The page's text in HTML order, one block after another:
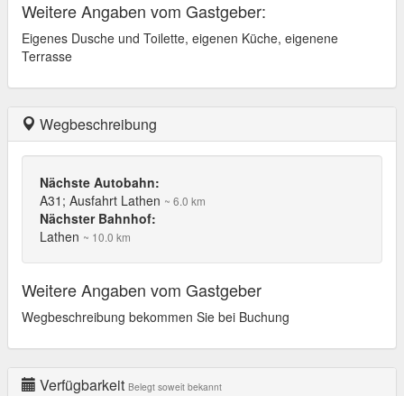
Weitere Angaben vom Gastgeber:
Eigenes Dusche und Toilette, eigenen Küche, eigenene
Terrasse
Wegbeschreibung
Nächste Autobahn:
A31; Ausfahrt Lathen ~ 6.0 km
Nächster Bahnhof:
Lathen ~ 10.0 km
Weitere Angaben vom Gastgeber
Wegbeschreibung bekommen Sie bei Buchung
Verfügbarkeit Belegt soweit bekannt